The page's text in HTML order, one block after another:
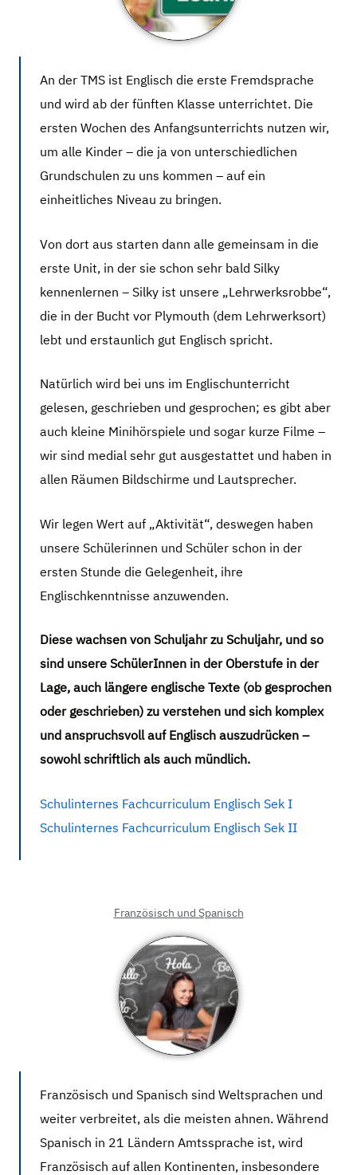
An der TMS ist Englisch die erste Fremdsprache
und wird ab der fünften Klasse unterrichtet. Die
ersten Wochen des Anfangsunterrichts nutzen wir,
um alle Kinder – die ja von unterschiedlichen
Grundschulen zu uns kommen – auf ein
einheitliches Niveau zu bringen.
Von dort aus starten dann alle gemeinsam in die
erste Unit, in der sie schon sehr bald Silky
kennenlernen – Silky ist unsere „Lehrwerksrobbe“,
die in der Bucht vor Plymouth (dem Lehrwerksort)
lebt und erstaunlich gut Englisch spricht.
Natürlich wird bei uns im Englischunterricht
gelesen, geschrieben und gesprochen; es gibt aber
auch kleine Minihörspiele und sogar kurze Filme –
wir sind medial sehr gut ausgestattet und haben in
allen Räumen Bildschirme und Lautsprecher.
Wir legen Wert auf „Aktivität“, deswegen haben
unsere Schülerinnen und Schüler schon in der
ersten Stunde die Gelegenheit, ihre
Englischkenntnisse anzuwenden.
Diese wachsen von Schuljahr zu Schuljahr, und so
sind unsere SchülerInnen in der Oberstufe in der
Lage, auch längere englische Texte (ob gesprochen
oder geschrieben) zu verstehen und sich komplex
und anspruchsvoll auf Englisch auszudrücken –
sowohl schriftlich als auch mündlich.
Schulinternes Fachcurriculum Englisch Sek I
Schulinternes Fachcurriculum Englisch Sek II
Französisch und Spanisch
Französisch und Spanisch sind Weltsprachen und
weiter verbreitet, als die meisten ahnen. Während
Spanisch in 21 Ländern Amtssprache ist, wird
Französisch auf allen Kontinenten, insbesondere